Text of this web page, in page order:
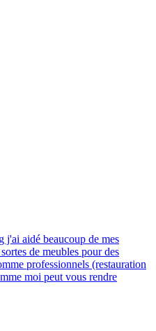
aidé beaucoup de mes
de meubles pour des
professionnels (restauration
moi peut vous rendre